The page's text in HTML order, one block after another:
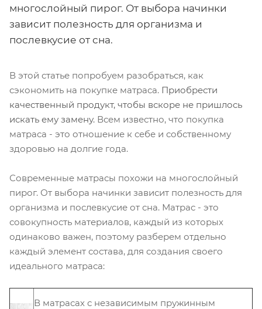
многослойный пирог. От выбора начинки
зависит полезность для организма и
послевкусие от сна.
В этой статье попробуем разобраться, как
сэкономить на покупке матраса. Приобрести
качественный продукт, чтобы вскоре не пришлось
искать ему замену. Всем известно, что покупка
матраса - это отношение к себе и собственному
здоровью на долгие года.
Современные матрасы похожи на многослойный
пирог. От выбора начинки зависит полезность для
организма и послевкусие от сна. Матрас - это
совокупность материалов, каждый из которых
одинаково важен, поэтому разберем отдельно
каждый элемент состава, для создания своего
идеального матраса:
В матрасах с независимым пружинным